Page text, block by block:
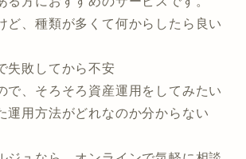
運用の専門家マッチングサービス
ェルジュ」！今なら面談でAmazon
円分プレゼント！
る方におすすめのサービスです。
、種類が多くて何からしたら良い